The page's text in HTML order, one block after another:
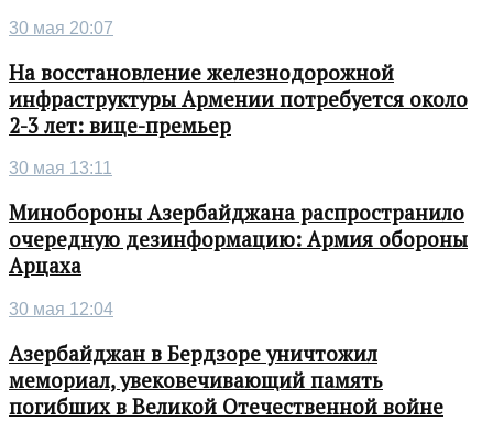
30 мая 20:07
На восстановление железнодорожной
инфраструктуры Армении потребуется около
2-3 лет: вице-премьер
30 мая 13:11
Минобороны Азербайджана распространило
очередную дезинформацию: Армия обороны
Арцаха
30 мая 12:04
Азербайджан в Бердзоре уничтожил
мемориал, увековечивающий память
погибших в Великой Отечественной войне